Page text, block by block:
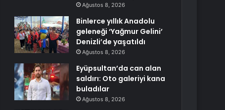
Ağustos 8, 2026
Binlerce yıllık Anadolu
geleneği ‘Yağmur Gelini’
Denizli’de yaşatıldı
Ağustos 8, 2026
Eyüpsultan’da can alan
saldırı: Oto galeriyi kana
buladılar
Ağustos 8, 2026